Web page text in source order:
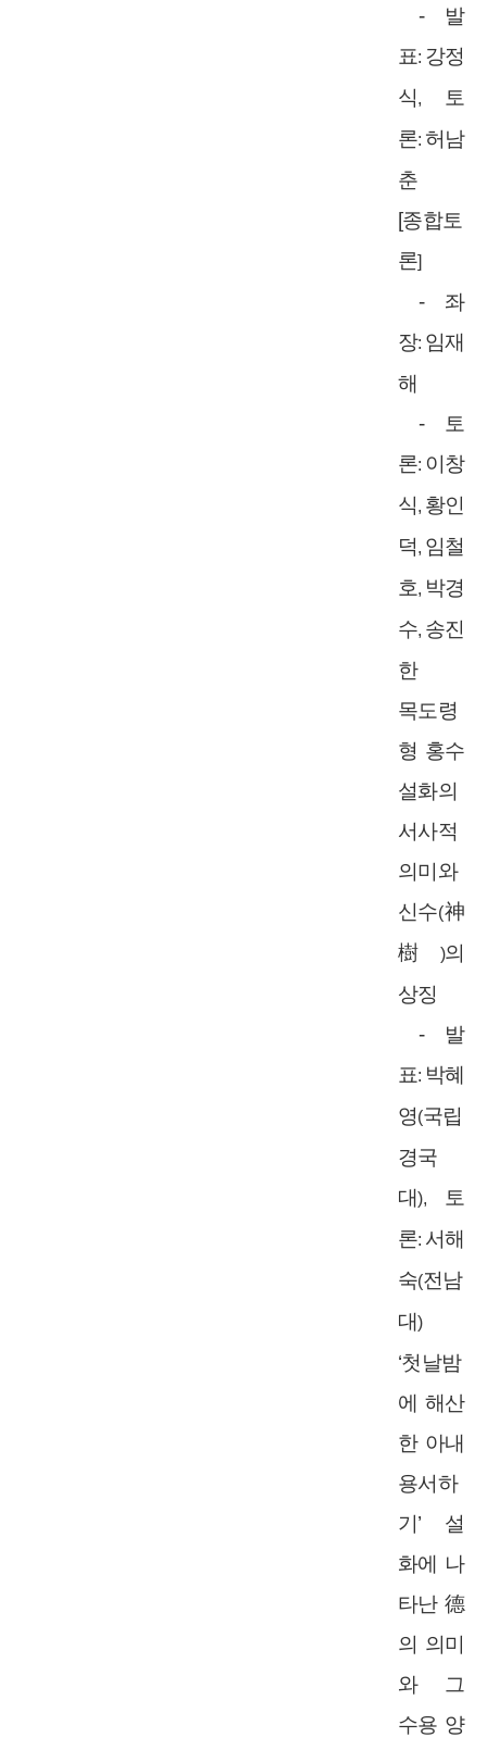
- 발
표: 강정
식,
토
론: 허남
춘
[종합토
론]
- 좌
장: 임재
해
-
토
론: 이창
식, 황인
덕, 임철
호, 박경
수, 송진
한
목도령
형 홍수
설화의
서사적
의미와
신수(神
樹)의
상징
- 발
표: 박혜
영(국립
경국
대),
토
론: 서해
숙(전남
대)
‘첫날밤
에 해산
한 아내
용서하
기’ 설
화에 나
타난 德
의 의미
와 그
수용 양